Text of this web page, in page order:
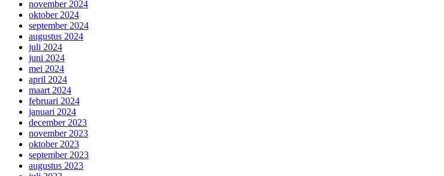
november 2024
oktober 2024
september 2024
augustus 2024
juli 2024
juni 2024
mei 2024
april 2024
maart 2024
februari 2024
januari 2024
december 2023
november 2023
oktober 2023
september 2023
augustus 2023